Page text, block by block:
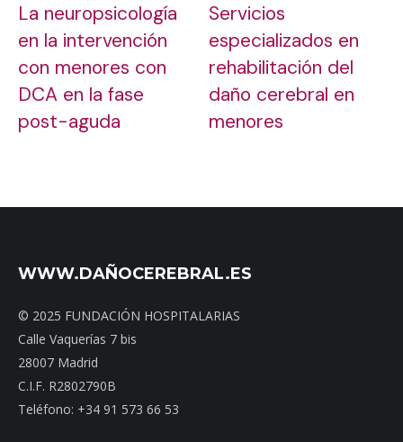
La neuropsicología
en la intervención
con menores con
DCA en la fase
post-aguda
Servicios
especializados en
rehabilitación del
daño cerebral en
menores
WWW.DAÑOCEREBRAL.ES
© 2025 FUNDACIÓN HOSPITALARIAS
Calle Vaquerías 7 bis
28007 Madrid
C.I.F. R2802790B
Teléfono: +34 91 573 66 53